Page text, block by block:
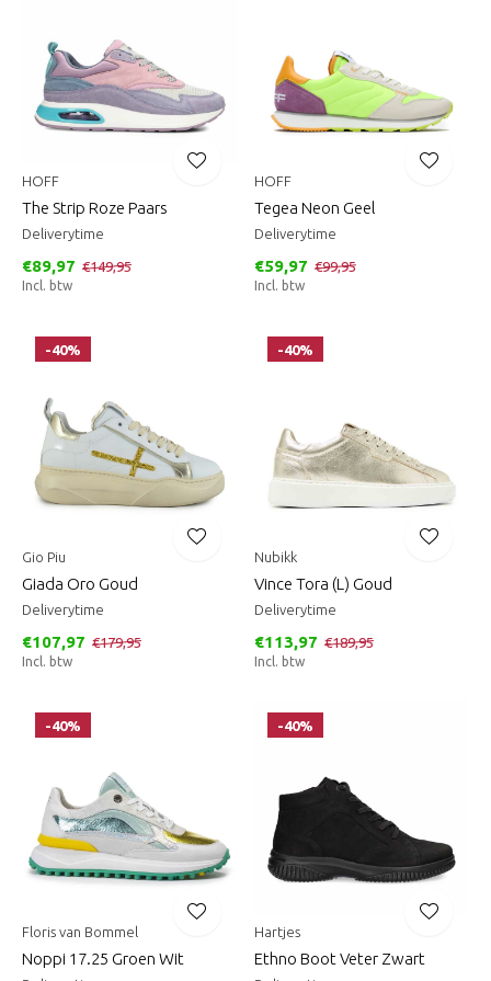
HOFF
The Strip Roze Paars
Deliverytime
€89,97 €149,95
Incl. btw
HOFF
Tegea Neon Geel
Deliverytime
€59,97 €99,95
Incl. btw
-40%
Gio Piu
Giada Oro Goud
Deliverytime
€107,97 €179,95
Incl. btw
-40%
Nubikk
Vince Tora (L) Goud
Deliverytime
€113,97 €189,95
Incl. btw
-40%
Floris van Bommel
Noppi 17.25 Groen Wit
-40%
Hartjes
Ethno Boot Veter Zwart